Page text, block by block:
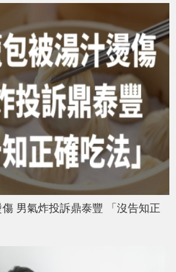
男氣炸投訴鼎泰豐 「沒告知正